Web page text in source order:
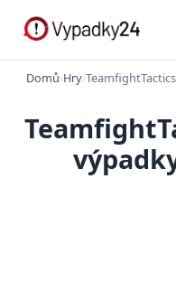
Domů›Hry›TeamfightTactics